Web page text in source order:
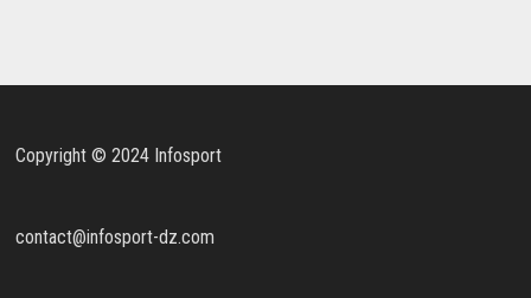
Copyright © 2024 Infosport
contact@infosport-dz.com